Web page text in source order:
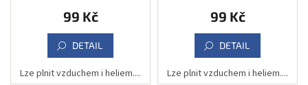
99 Kč
DETAIL
Lze plnit vzduchem i heliem....
99 Kč
DETAIL
Lze plnit vzduchem i heliem....